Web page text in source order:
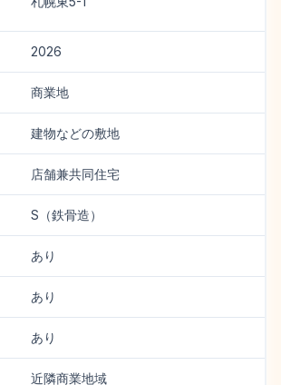
2026
商業地
建物などの敷地
店舗兼共同住宅
S（鉄骨造）
あり
あり
あり
近隣商業地域